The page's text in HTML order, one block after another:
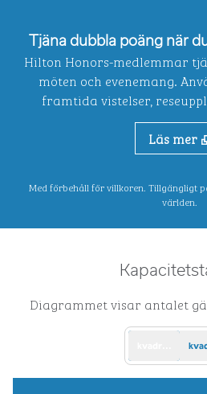
Tjäna dubbla poäng när
Hilton Honors-medlemmar
möten och evenemang.
framtida vistelser,
Läs mer
Med förbehåll för villkoren. Tillgängligt
världen.
Diagrammet visar antalet